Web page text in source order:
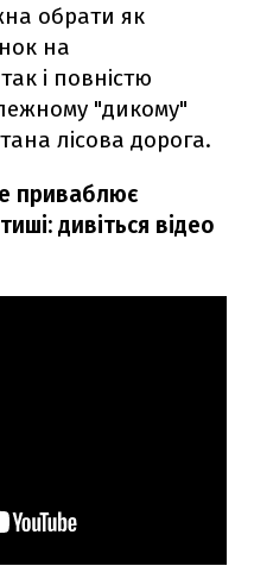
обрати як
на
і повністю
"дикому"
лісова дорога.
приваблює
дивіться відео